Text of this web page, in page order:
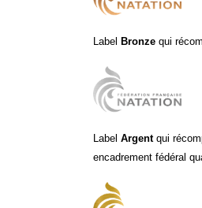
Label Bronze qui
Label Argent qui
encadrement fédéral